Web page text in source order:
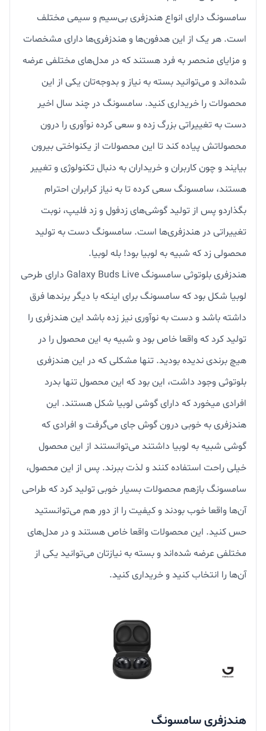
سامسونگ دارای انواع هندزفری بی‌سیم و سیمی مختلف
است. هر یک از این هدفون‌ها و هندزفری‌ها دارای مشخصات
و مزایای منحصر‌ به‌ فرد هستند که در مدل‌های مختلفی عرضه
شده‌اند و می‌توانید بسته به نیاز و بدوجه‌تان یکی از این
محصولات را خریداری کنید. سامسونگ در چند سال اخیر
دست به تغییراتی بزرگ زده و سعی کرده نوآوری را درون
محصولاتش پیاده کند تا این محصولات از یکنواختی بیرون
بیایند و چون کاربران و خریداران به دنبال تکنولوژی و تغییر
هستند، سامسونگ سعی کرده تا به نیاز کرابران احترام
بگذاردو پس از تولید گوشی‌های زدفول و زد فلیپ، نوبت
تغییراتی در هندزفری‌ها است. سامسونگ دست به تولید
محصولی زد که شبیه به لوبیا بود! بله لوبیا.
هندزفری بلوتوثی سامسونگ Galaxy Buds Live دارای طرحی
لوبیا شکل بود که سامسونگ برای اینکه با دیگر برندها فرق
داشته باشد و دست به نوآوری نیز زده باشد این هندزفری را
تولید کرد که واقعا خاص بود و شبیه به این محصول را در
هیچ برندی ندیده بودید. تنها مشکلی که در این هندزفری
بلوتوثی وجود داشت، این بود که این محصول تنها بدرد
افرادی میخورد که دارای گوشی لوبیا شکل هستند. این
هندزفری به خوبی درون گوش جای می‌گرفت و افرادی که
گوشی شبیه به لوبیا داشتند می‌توانستند از این محصول
خیلی راحت استفاده کنند و لذت ببرند. پس از این محصول،
سامسونگ بازهم محصولات بسیار خوبی تولید کرد که طراحی
آن‌ها واقعا خوب بودند و کیفیت را از دور هم می‌توانستید
حس کنید. این محصولات واقعا خاص هستند و در مدل‌های
مختلفی عرضه شده‌اند و بسته به نیازتان می‌توانید یکی از
آن‌ها را انتخاب کنید و خریداری کنید.
هندزفری سامسونگ